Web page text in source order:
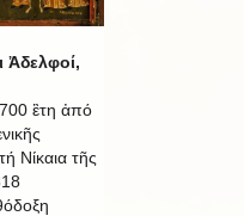
Ἀδελφοί,
ἒτη ἀπό
Νίκαια τῆς